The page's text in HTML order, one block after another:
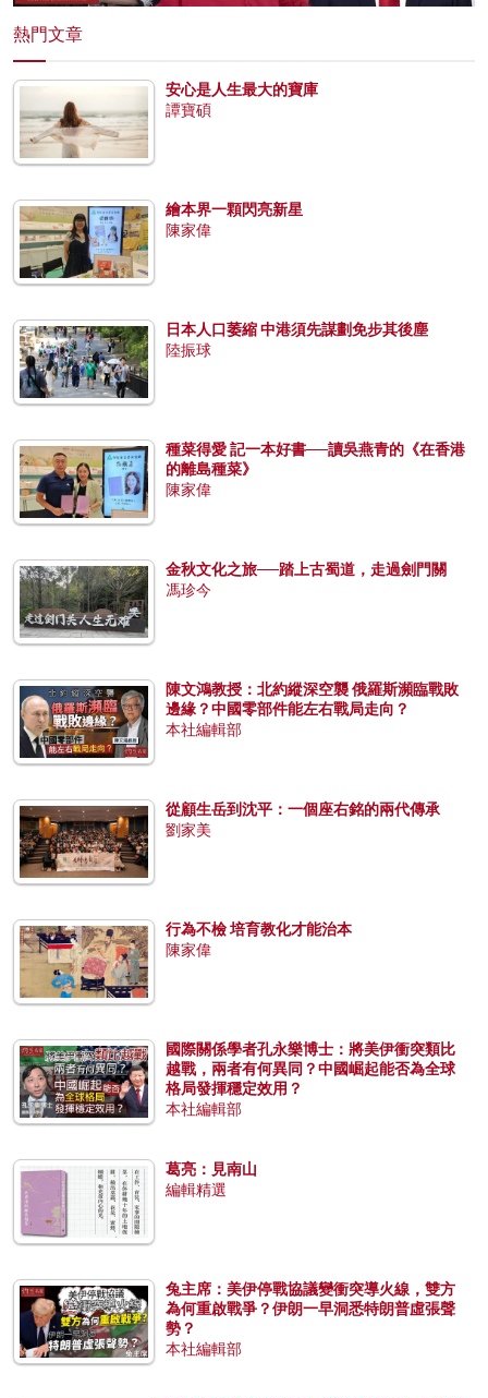
熱門文章
安心是人生最大的寶庫
譚寶碩
繪本界一顆閃亮新星
陳家偉
日本人口萎縮 中港須先謀劃免步其後塵
陸振球
種菜得愛 記一本好書──讀吳燕青的《在香港
的離島種菜》
陳家偉
金秋文化之旅──踏上古蜀道，走過劍門關
馮珍今
陳文鴻教授：北約縱深空襲 俄羅斯瀕臨戰敗
邊緣？中國零部件能左右戰局走向？
本社編輯部
從顧生岳到沈平：一個座右銘的兩代傳承
劉家美
行為不檢 培育教化才能治本
陳家偉
國際關係學者孔永樂博士：將美伊衝突類比
越戰，兩者有何異同？中國崛起能否為全球
格局發揮穩定效用？
本社編輯部
葛亮：見南山
編輯精選
兔主席：美伊停戰協議變衝突導火線，雙方
為何重啟戰爭？伊朗一早洞悉特朗普虛張聲
勢？
本社編輯部